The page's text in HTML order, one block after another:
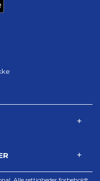
Alle rettigheder forbeholdt.